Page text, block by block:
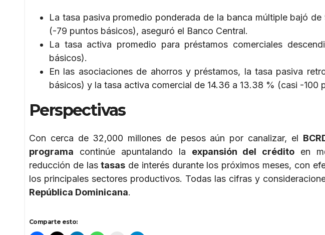
La tasa pasiva promedio ponderada de la banca múltiple bajó
(-79 puntos básicos), aseguró el Banco Central.
La tasa activa promedio para préstamos comerciales
básicos).
En las asociaciones de ahorros y préstamos, la tasa pasiva
básicos) y la tasa activa comercial de 14.36 a 13.38 % (casi -100
Perspectivas
Con cerca de 32,000 millones de pesos aún por canalizar, el
programa continúe apuntalando la expansión del crédito en
reducción de lastasas de interés durante los próximos meses, con
los principales sectores productivos. Todas las cifras y
República Dominicana.
Comparte esto: